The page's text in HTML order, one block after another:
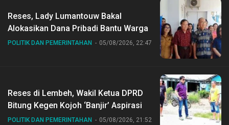
Reses, Lady Lumantouw Bakal
Alokasikan Dana Pribadi Bantu Warga
POLITIK DAN PEMERINTAHAN 05/08/2026, 22:47
Reses di Lembeh, Wakil Ketua DPRD
Bitung Kegen Kojoh ‘Banjir’ Aspirasi
POLITIK DAN PEMERINTAHAN 05/08/2026, 21:52